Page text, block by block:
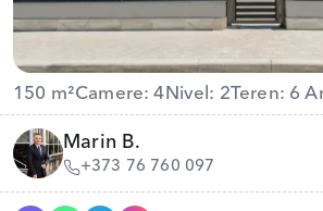
150 m²Camere: 4 Nivel: 2Teren: 6
Marin B.
+373 76 760 097